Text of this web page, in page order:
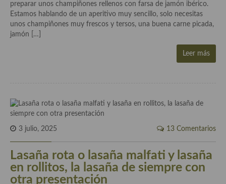
Especias, mezclas de especias
Hierbas aromáticas
Salsas y mojos
Adobos
Aperitivos
Bebidas
preparar unos champiñones rellenos con farsa de jamón ibérico.
Estamos hablando de un aperitivo muy sencillo, solo necesitas
unos champiñones muy frescos y tersos, una buena carne picada,
jamón […]
Leer más
3 julio, 2025 13 Comentarios
Lasaña rota o lasaña malfati y lasaña
en rollitos, la lasaña de siempre con
otra presentación